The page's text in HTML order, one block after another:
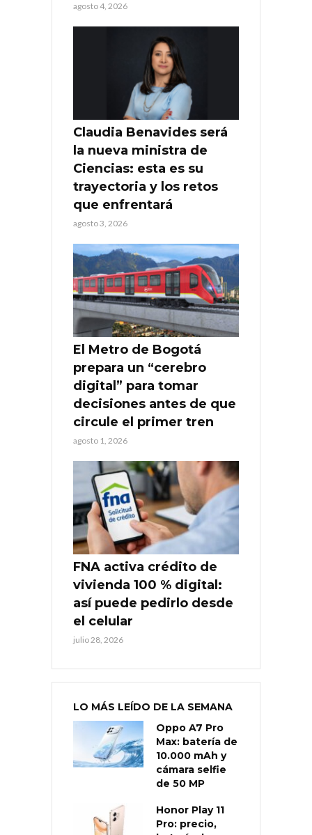
agosto 4, 2026
Claudia Benavides será
la nueva ministra de
Ciencias: esta es su
trayectoria y los retos
que enfrentará
agosto 3, 2026
El Metro de Bogotá
prepara un “cerebro
digital” para tomar
decisiones antes de que
circule el primer tren
agosto 1, 2026
FNA activa crédito de
vivienda 100 % digital:
así puede pedirlo desde
el celular
julio 28, 2026
LO MÁS LEÍDO DE LA SEMANA
Oppo A7 Pro
Max: batería de
10.000 mAh y
cámara selfie
de 50 MP
Honor Play 11
Pro: precio,